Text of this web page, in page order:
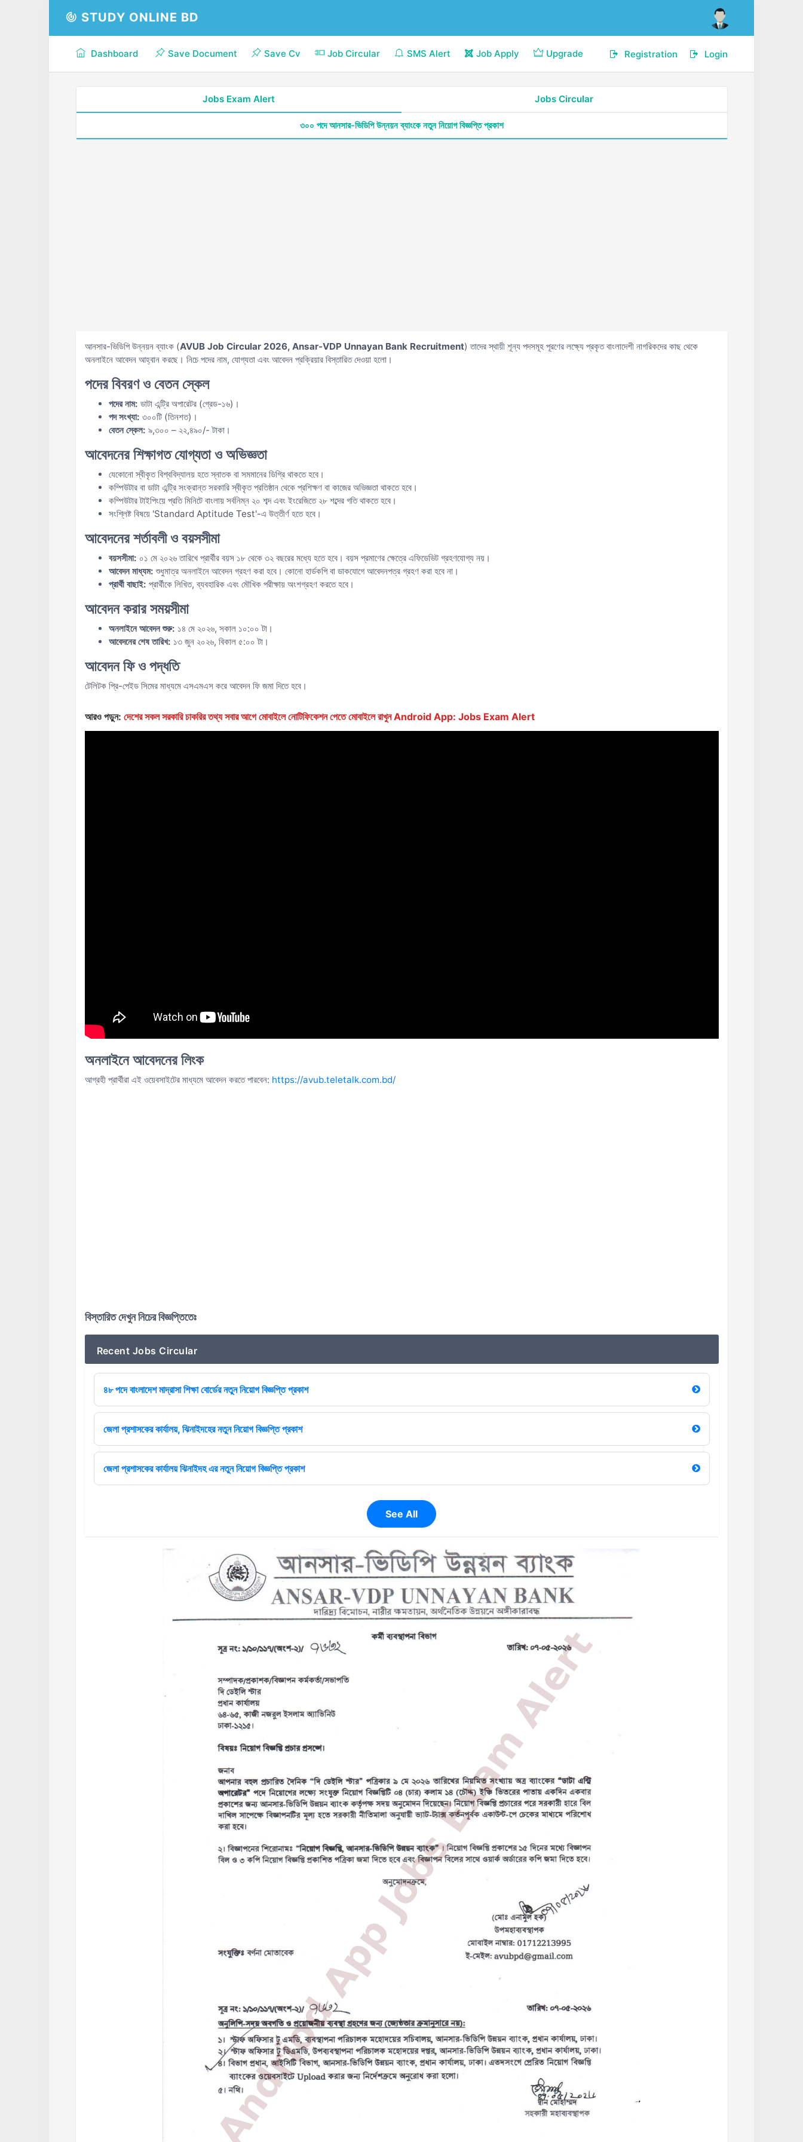
STUDY ONLINE BD
Dashboard Save Document Save Cv Job Circular SMS Alert Job Apply Upgrade Login
Registration
Jobs Exam Alert Jobs Circular
৩০০ পদে আনসার-ভিডিপি উন্নয়ন ব্যাংকে নতুন নিয়োগ বিজ্ঞপ্তি প্রকাশ
আনসার-ভিডিপি উন্নয়ন ব্যাংক (AVUB Job Circular 2026, Ansar-VDP Unnayan Bank Recruitment) তাদের স্থায়ী শূন্য পদসমূহ পূরণের লক্ষ্যে প্রকৃত বাংলাদেশী নাগরিকদের কাছ থেকে
অনলাইনে আবেদন আহ্বান করছে। নিচে পদের নাম, যোগ্যতা এবং আবেদন প্রক্রিয়ার বিস্তারিত দেওয়া হলো।
পদের বিবরণ ও বেতন স্কেল
পদের নাম: ডাটা এন্ট্রি অপারেটর (গ্রেড-১৬)।
পদ সংখ্যা: ৩০০টি (তিনশত)।
বেতন স্কেল: ৯,৩০০ – ২২,৪৯০/- টাকা।
আবেদনের শিক্ষাগত যোগ্যতা ও অভিজ্ঞতা
যেকোনো স্বীকৃত বিশ্ববিদ্যালয় হতে স্নাতক বা সমমানের ডিগ্রি থাকতে হবে।
কম্পিউটার বা ডাটা এন্ট্রি সংক্রান্ত সরকারি স্বীকৃত প্রতিষ্ঠান থেকে প্রশিক্ষণ বা কাজের অভিজ্ঞতা থাকতে হবে।
কম্পিউটার টাইপিংয়ে প্রতি মিনিটে বাংলায় সর্বনিম্ন ২০ শব্দ এবং ইংরেজিতে ২৮ শব্দের গতি থাকতে হবে।
সংশ্লিষ্ট বিষয়ে 'Standard Aptitude Test'-এ উত্তীর্ণ হতে হবে।
আবেদনের শর্তাবলী ও বয়সসীমা
বয়সসীমা: ০১ মে ২০২৬ তারিখে প্রার্থীর বয়স ১৮ থেকে ৩২ বছরের মধ্যে হতে হবে। বয়স প্রমাণের ক্ষেত্রে এফিডেভিট গ্রহণযোগ্য নয়।
আবেদন মাধ্যম: শুধুমাত্র অনলাইনে আবেদন গ্রহণ করা হবে। কোনো হার্ডকপি বা ডাকযোগে আবেদনপত্র গ্রহণ করা হবে না।
প্রার্থী বাছাই: প্রার্থীকে লিখিত, ব্যবহারিক এবং মৌখিক পরীক্ষায় অংশগ্রহণ করতে হবে।
আবেদন করার সময়সীমা
অনলাইনে আবেদন শুরু: ১৪ মে ২০২৬, সকাল ১০:০০ টা।
আবেদনের শেষ তারিখ: ১৩ জুন ২০২৬, বিকাল ৫:০০ টা।
আবেদন ফি ও পদ্ধতি
টেলিটক প্রি-পেইড সিমের মাধ্যমে এসএমএস করে আবেদন ফি জমা দিতে হবে।
আরও পড়ুন: দেশের সকল সরকারি চাকরির তথ্য সবার আগে মোবাইলে নোটিফিকেশন পেতে মোবাইলে রাখুন Android App: Jobs Exam Alert
অনলাইনে আবেদনের লিংক
আগ্রহী প্রার্থীরা এই ওয়েবসাইটের মাধ্যমে আবেদন করতে পারবেন: https://avub.teletalk.com.bd/
বিস্তারিত দেখুন নিচের বিজ্ঞপ্তিতেঃ
Recent Jobs Circular
৪৮ পদে বাংলাদেশ মাদ্রাসা শিক্ষা বোর্ডের নতুন নিয়োগ বিজ্ঞপ্তি প্রকাশ
জেলা প্রশাসকের কার্যালয়, ঝিনাইদহের নতুন নিয়োগ বিজ্ঞপ্তি প্রকাশ
জেলা প্রশাসকের কার্যালয় ঝিনাইদহ এর নতুন নিয়োগ বিজ্ঞপ্তি প্রকাশ
See All